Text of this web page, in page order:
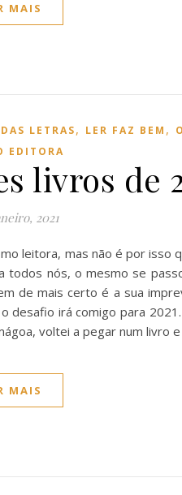
MAIS
LETRAS, LER FAZ BEM ,
EDITORA
livros de
2021
leitora, mas não é por isso
nós, o mesmo se
de mais certo é a sua
desafio irá comigo para
voltei a pegar num livro e
MAIS